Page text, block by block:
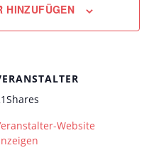
HINZUFÜGEN
Website